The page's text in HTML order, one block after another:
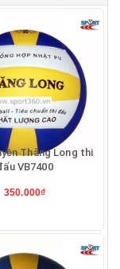
Thăng Long thi
VB7400
350.000₫